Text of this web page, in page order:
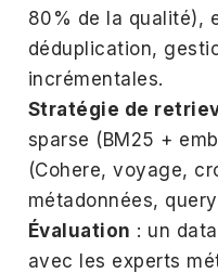
80% de la qualité),
déduplication,
incrémentales.
Stratégie de
sparse (BM25 +
(Cohere, voyage,
métadonnées,
Évaluation : un
avec les experts